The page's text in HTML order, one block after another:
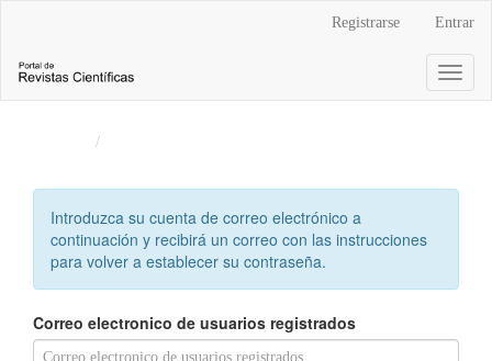
Contenido
principal
Registrarse Entrar
Introduzca su cuenta de correo electrónico a
continuación y recibirá un correo con las instrucciones
para volver a establecer su contraseña.
Correo electronico de usuarios registrados